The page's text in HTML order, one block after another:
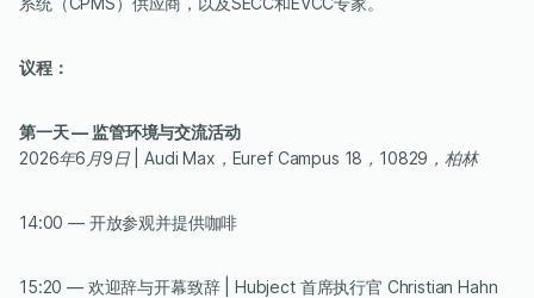
议程：
第一天 — 监管环境与交流活动
‍2026年6月9日 | Audi Max，Euref Campus 18，10829，柏林
14:00 — 开放参观并提供咖啡
15:20 — 欢迎辞与开幕致辞 | Hubject 首席执行官 Christian Hahn